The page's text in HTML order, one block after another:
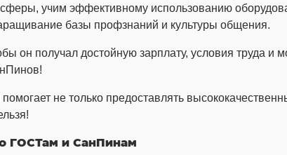
учим эффективному использованию
базы профзнаний и культуры общения.
он получал достойную зарплату, условия труда и
не только предоставлять
ГОСТам и СанПинам